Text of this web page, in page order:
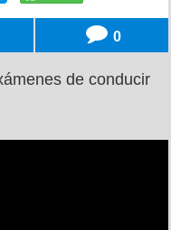
0
de conducir